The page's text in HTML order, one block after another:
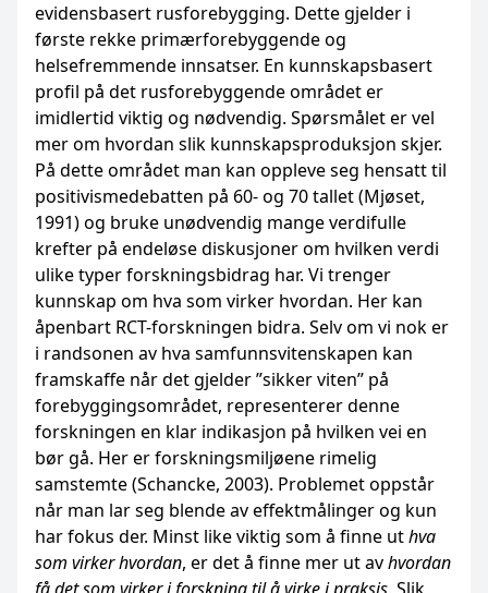
evidensbasert rusforebygging. Dette gjelder i
første rekke primærforebyggende og
helsefremmende innsatser. En kunnskapsbasert
profil på det rusforebyggende området er
imidlertid viktig og nødvendig. Spørsmålet er vel
mer om hvordan slik kunnskapsproduksjon skjer.
På dette området man kan oppleve seg hensatt til
positivismedebatten på 60- og 70 tallet (Mjøset,
1991) og bruke unødvendig mange verdifulle
krefter på endeløse diskusjoner om hvilken verdi
ulike typer forskningsbidrag har. Vi trenger
kunnskap om hva som virker hvordan. Her kan
åpenbart RCT-forskningen bidra. Selv om vi nok er
i randsonen av hva samfunnsvitenskapen kan
framskaffe når det gjelder ”sikker viten” på
forebyggingsområdet, representerer denne
forskningen en klar indikasjon på hvilken vei en
bør gå. Her er forskningsmiljøene rimelig
samstemte (Schancke, 2003). Problemet oppstår
når man lar seg blende av effektmålinger og kun
har fokus der. Minst like viktig som å finne uthva
som virker hvordan, er det å finne mer ut avhvordan